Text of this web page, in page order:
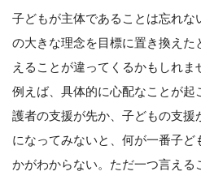
子どもが主体であることは忘れな
の大きな理念を目標に置き換えた
えることが違ってくるかもしれま
例えば、具体的に心配なことが起
護者の支援が先か、子どもの支援
になってみないと、何が一番子
かがわからない。ただ一つ言える